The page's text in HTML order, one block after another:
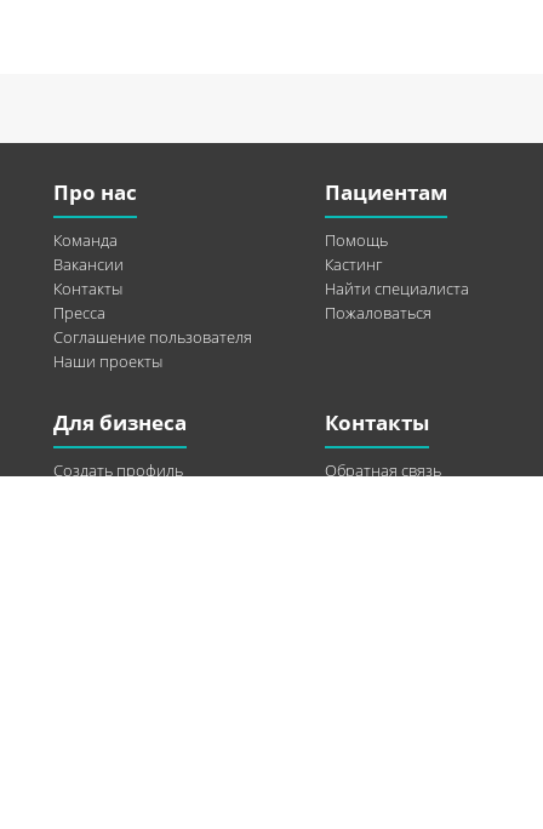
Про нас
Команда
Вакансии
Контакты
Пресса
Соглашение пользователя
Наши проекты
Пациентам
Помощь
Кастинг
Найти специалиста
Пожаловаться
Для бизнеса
Создать профиль
Контакты
Обратная связь